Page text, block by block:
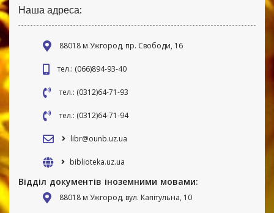
Наша адреса:
88018 м Ужгород, пр. Свободи, 16
тел.: (066)894-93-40
тел.: (0312)64-71-93
тел.: (0312)64-71-94
libr@ounb.uz.ua
biblioteka.uz.ua
Відділ документів іноземними мовами:
88018 м Ужгород, вул. Капітульна, 10